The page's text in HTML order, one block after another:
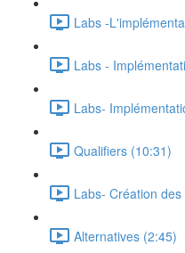
Labs -
Labs -
Labs-
Qualifiers (10:31)
Labs- Création
Alternatives (2:45)